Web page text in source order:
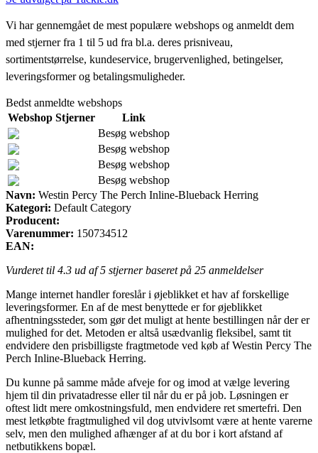
Vi har gennemgået de mest populære webshops og anmeldt dem
med stjerner fra 1 til 5 ud fra bl.a. deres prisniveau,
sortimentstørrelse, kundeservice, brugervenlighed, betingelser,
leveringsformer og betalingsmuligheder.
Bedst anmeldte webshops
Webshop Stjerner
Link
Besøg webshop
Besøg webshop
Besøg webshop
Besøg webshop
Navn: Westin Percy The Perch Inline-Blueback Herring
Kategori: Default Category
Producent:
Varenummer: 150734512
EAN:
Vurderet til 4.3 ud af 5 stjerner baseret på 25 anmeldelser
Mange internet handler foreslår i øjeblikket et hav af forskellige
leveringsformer. En af de mest benyttede er for øjeblikket
afhentningssteder, som gør det muligt at hente bestillingen når der er
mulighed for det. Metoden er altså usædvanlig fleksibel, samt tit
endvidere den prisbilligste fragtmetode ved køb af Westin Percy The
Perch Inline-Blueback Herring.
Du kunne på samme måde afveje for og imod at vælge levering
hjem til din privatadresse eller til når du er på job. Løsningen er
oftest lidt mere omkostningsfuld, men endvidere ret smertefri. Den
mest letkøbte fragtmulighed vil dog utvivlsomt være at hente varerne
selv, men den mulighed afhænger af at du bor i kort afstand af
netbutikkens bopæl.